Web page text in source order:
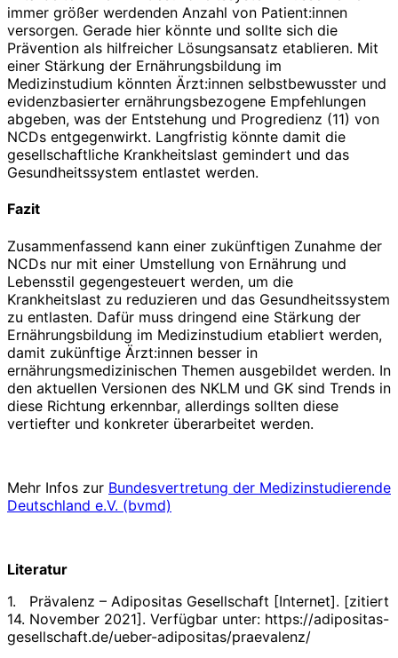
immer größer werdenden Anzahl von Patient:innen
versorgen. Gerade hier könnte und sollte sich die
Prävention als hilfreicher Lösungsansatz etablieren. Mit
einer Stärkung der Ernährungsbildung im
Medizinstudium könnten Ärzt:innen selbstbewusster und
evidenzbasierter ernährungsbezogene Empfehlungen
abgeben, was der Entstehung und Progredienz (11) von
NCDs entgegenwirkt. Langfristig könnte damit die
gesellschaftliche Krankheitslast gemindert und das
Gesundheitssystem entlastet werden.
Fazit
Zusammenfassend kann einer zukünftigen Zunahme der
NCDs nur mit einer Umstellung von Ernährung und
Lebensstil gegengesteuert werden, um die
Krankheitslast zu reduzieren und das Gesundheitssystem
zu entlasten. Dafür muss dringend eine Stärkung der
Ernährungsbildung im Medizinstudium etabliert werden,
damit zukünftige Ärzt:innen besser in
ernährungsmedizinischen Themen ausgebildet werden. In
den aktuellen Versionen des NKLM und GK sind Trends in
diese Richtung erkennbar, allerdings sollten diese
vertiefter und konkreter überarbeitet werden.
Mehr Infos zur Bundesvertretung der Medizinstudierende
Deutschland e.V. (bvmd)
Literatur
1. Prävalenz – Adipositas Gesellschaft [Internet]. [zitiert
14. November 2021]. Verfügbar unter: https://adipositas-
gesellschaft.de/ueber-adipositas/praevalenz/